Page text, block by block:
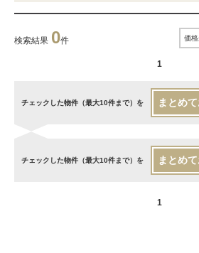
検索結果 0件
1
チェックした物件（最大10件まで）を まとめ
チェックした物件（最大10件まで）を まとめ
1